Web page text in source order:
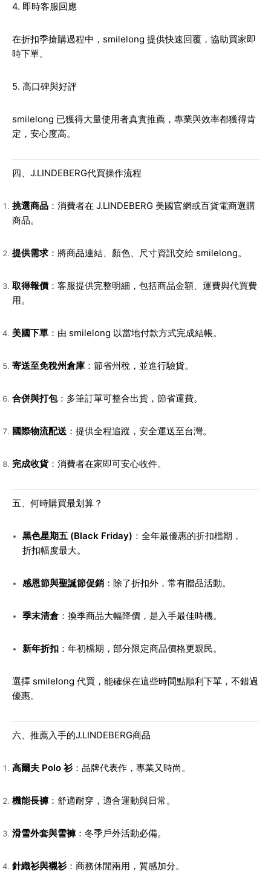
4. 即時客服回應
在折扣季搶購過程中，smilelong 提供快速回覆，協助買家即
時下單。
5. 高口碑與好評
smilelong 已獲得大量使用者真實推薦，專業與效率都獲得肯
定，安心度高。
四、J.LINDEBERG代買操作流程
挑選商品 ：消費者在 J.LINDEBERG 美國官網或百貨電商選購
商品。
提供需求：將商品連結、顏色、尺寸資訊交給 smilelong。
取得報價 ：客服提供完整明細，包括商品金額、運費與代買費
用。
美國下單 ：由 smilelong 以當地付款方式完成結帳。
寄送至免稅州倉庫 ：節省州稅，並進行驗貨。
合併與打包：多筆訂單可整合出貨，節省運費。
國際物流配送 ：提供全程追蹤，安全運送至台灣。
完成收貨：消費者在家即可安心收件。
五、何時購買最划算？
黑色星期五 (Black Friday) ：全年最優惠的折扣檔期，
折扣幅度最大。
感恩節與聖誕節促銷：除了折扣外，常有贈品活動。
季末清倉：換季商品大幅降價，是入手最佳時機。
新年折扣：年初檔期，部分限定商品價格更親民。
選擇 smilelong 代買，能確保在這些時間點順利下單，不錯過
優惠。
六、推薦入手的J.LINDEBERG商品
高爾夫 Polo 衫 ：品牌代表作，專業又時尚。
機能長褲 ：舒適耐穿，適合運動與日常。
滑雪外套與雪褲 ：冬季戶外活動必備。
針織衫與襯衫 ：商務休閒兩用，質感加分。